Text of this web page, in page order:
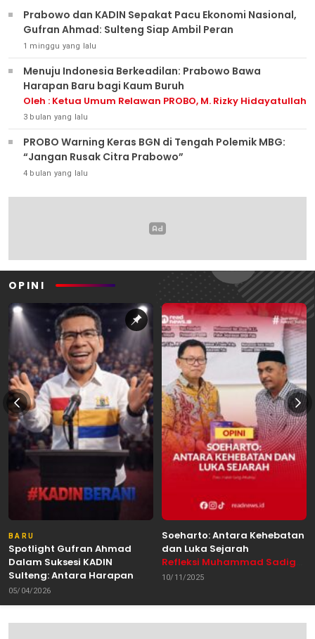
Prabowo dan KADIN Sepakat Pacu Ekonomi Nasional,
Gufran Ahmad: Sulteng Siap Ambil Peran
1 minggu yang lalu
Menuju Indonesia Berkeadilan: Prabowo Bawa
Harapan Baru bagi Kaum Buruh
Oleh : Ketua Umum Relawan PROBO, M. Rizky Hidayatullah
3 bulan yang lalu
PROBO Warning Keras BGN di Tengah Polemik MBG:
“Jangan Rusak Citra Prabowo”
4 bulan yang lalu
OPINI
BARU
Spotlight Gufran Ahmad
Dalam Suksesi KADIN
Sulteng: Antara Harapan
dan Kebutuhan Perubahan
Oleh: Anshar Munir
05/04/2026
Soeharto: Antara Kehebatan
dan Luka Sejarah
Refleksi Muhammad Sadig
Alhabsyie, Akademisi UIN
Pemerhati Gerakan
10/11/2025